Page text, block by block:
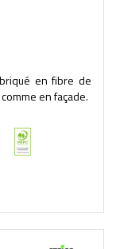
en fibre de
en façade.